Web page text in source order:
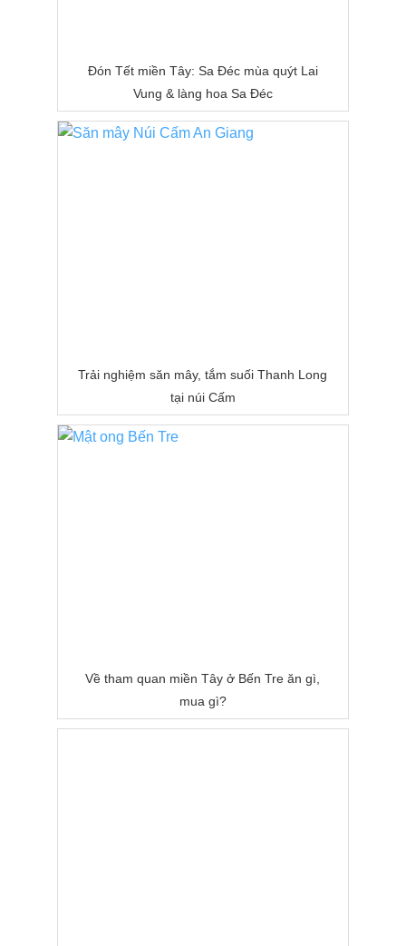
Đón Tết miền Tây: Sa Đéc mùa quýt Lai
Vung & làng hoa Sa Đéc
Trải nghiệm săn mây, tắm suối Thanh Long
tại núi Cấm
Về tham quan miền Tây ở Bến Tre ăn gì,
mua gì?